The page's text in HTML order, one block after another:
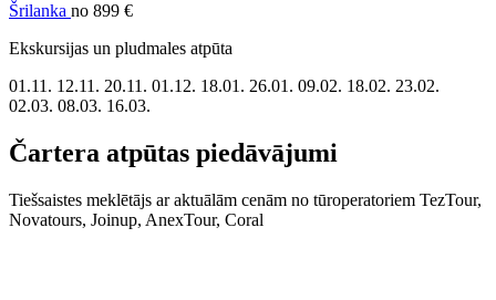
Šrilanka no 899 €
Ekskursijas un pludmales atpūta
01.11. 12.11. 20.11. 01.12. 18.01. 26.01. 09.02. 18.02. 23.02.
02.03. 08.03. 16.03.
Čartera atpūtas piedāvājumi
Tiešsaistes meklētājs ar aktuālām cenām no tūroperatoriem TezTour,
Novatours, Joinup, AnexTour, Coral